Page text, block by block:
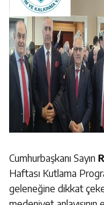
Cumhurbaşkanı Sayın
Haftası Kutlama
geleneğine dikkat